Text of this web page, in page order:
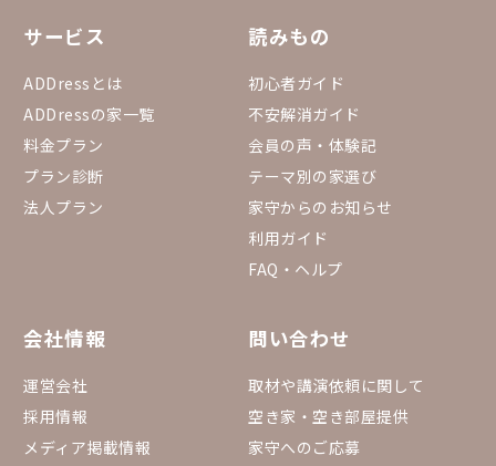
サービス
ADDressとは
ADDressの家一覧
料金プラン
プラン診断
法人プラン
読みもの
初心者ガイド
不安解消ガイド
会員の声・体験記
テーマ別の家選び
家守からのお知らせ
利用ガイド
FAQ・ヘルプ
会社情報
運営会社
採用情報
メディア掲載情報
問い合わせ
取材や講演依頼に関して
空き家・空き部屋提供
家守へのご応募